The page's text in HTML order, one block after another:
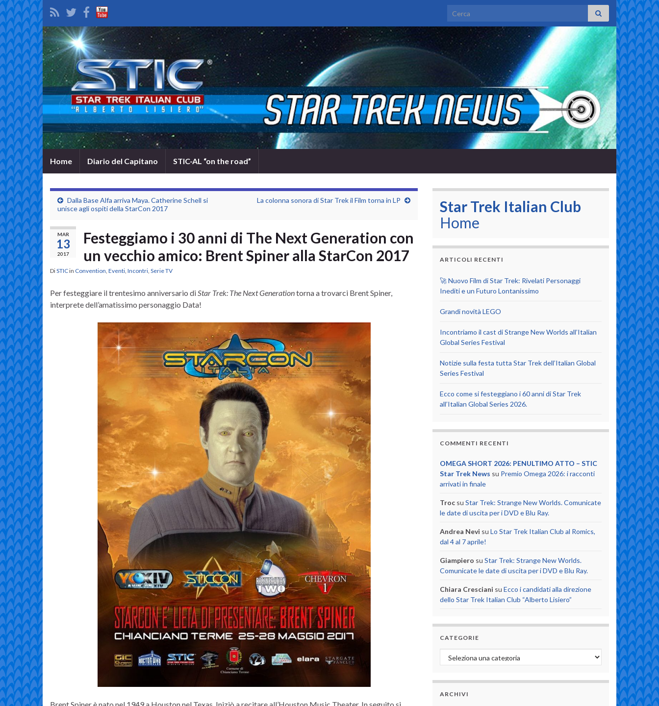
Search for:
Home Diario del Capitano STIC-AL “on the road”
Dalla Base Alfa arriva Maya. Catherine Schell si
unisce agli ospiti della StarCon 2017
La colonna sonora di Star Trek il Film torna in LP
MAR
13
2017
Festeggiamo i 30 anni di The Next Generation con
un vecchio amico: Brent Spiner alla StarCon 2017
DiSTICin Convention, Eventi, Incontri, Serie TV
Per festeggiare il trentesimo anniversario diStar Trek: The Next Generationtorna a trovarci Brent Spiner,
interprete dell’amatissimo personaggio Data!
Brent Spiner è nato nel 1949 a Houston nel Texas. Iniziò a recitare all’Houston Music Theater. In seguito si
Star Trek Italian Club
Home
ARTICOLI RECENTI
🚀 Nuovo Film di Star Trek: Rivelati Personaggi
Inediti e un Futuro Lontanissimo
Grandi novità LEGO
Incontriamo il cast di Strange New Worlds all’Italian
Global Series Festival
Notizie sulla festa tutta Star Trek dell’Italian Global
Series Festival
Ecco come si festeggiano i 60 anni di Star Trek
all’Italian Global Series 2026.
COMMENTI RECENTI
OMEGA SHORT 2026: PENULTIMO ATTO – STIC
Star Trek News su Premio Omega 2026: i racconti
arrivati in finale
Troc su Star Trek: Strange New Worlds. Comunicate
le date di uscita per i DVD e Blu Ray.
Andrea Nevi su Lo Star Trek Italian Club al Romics,
dal 4 al 7 aprile!
Giampiero su Star Trek: Strange New Worlds.
Comunicate le date di uscita per i DVD e Blu Ray.
Chiara Cresciani su Ecco i candidati alla direzione
dello Star Trek Italian Club “Alberto Lisiero”
CATEGORIE
Categorie
ARCHIVI